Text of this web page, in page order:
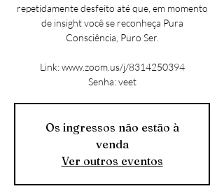
repetidamente desfeito até que, em momento
de insight você se reconheça Pura
Consciência, Puro Ser.
Link: www.zoom.us/j/8314250394
Senha: veet
Os ingressos não estão à
venda
Ver outros eventos